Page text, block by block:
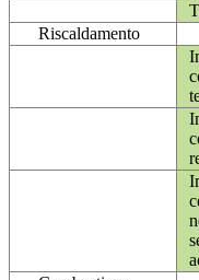
Riscaldamento